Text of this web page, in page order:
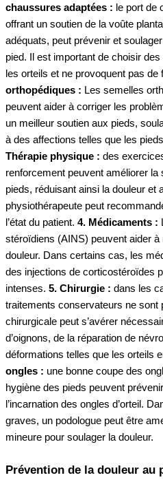
chaussures adaptées : le port de
offrant un soutien de la voûte
adéquats, peut prévenir et
pied. Il est important de choisir
les orteils et ne provoquent pas de
orthopédiques : Les semelles
peuvent aider à corriger les
un meilleur soutien aux pieds,
à des affections telles que les
Thérapie physique : des
renforcement peuvent améliorer la
pieds, réduisant ainsi la douleur et
physiothérapeute peut
l’état du patient. 4. Médicaments :
stéroïdiens (AINS) peuvent aider à
douleur. Dans certains cas, les
des injections de corticostéroïdes
intenses. 5. Chirurgie : dans les
traitements conservateurs ne sont
chirurgicale peut s’avérer
d’oignons, de la réparation de
déformations telles que les orteils
ongles : une bonne coupe des
hygiène des pieds peuvent
l’incarnation des ongles d’orteil.
graves, un podologue peut être
mineure pour soulager la douleur.
Prévention de la douleur au